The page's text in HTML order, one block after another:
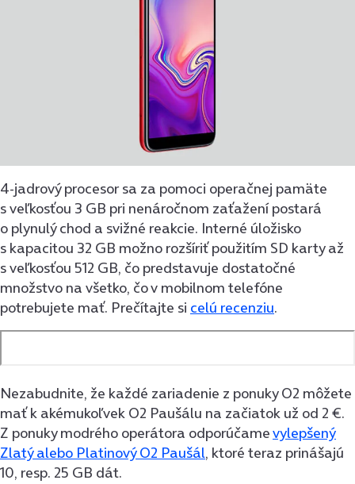
4-jadrový procesor sa za pomoci operačnej pamäte
s veľkosťou 3 GB pri nenáročnom zaťažení postará
o plynulý chod a svižné reakcie. Interné úložisko
s kapacitou 32 GB možno rozšíriť použitím SD karty až
s veľkosťou 512 GB, čo predstavuje dostatočné
množstvo na všetko, čo v mobilnom telefóne
potrebujete mať. Prečítajte si celú recenziu.
Nezabudnite, že každé zariadenie z ponuky O2 môžete
mať k akémukoľvek O2 Paušálu na začiatok už od 2 €.
Z ponuky modrého operátora odporúčamevylepšený
Zlatý alebo Platinový O2 Paušál, ktoré teraz prinášajú
10, resp. 25 GB dát.